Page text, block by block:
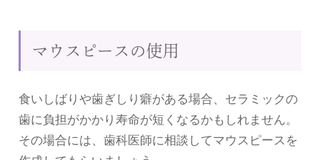
マウスピースの使用
食いしばりや歯ぎしり癖がある場合、セラミックの
歯に負担がかかり寿命が短くなるかもしれません。
その場合には、歯科医師に相談してマウスピースを